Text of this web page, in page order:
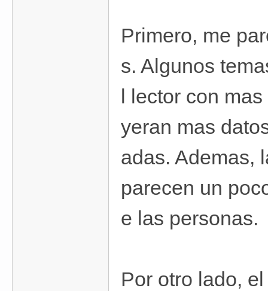
Primero, me
s. Algunos
l lector con
yeran mas
adas. Ademas,
parecen un
e las personas.
Por otro lado,